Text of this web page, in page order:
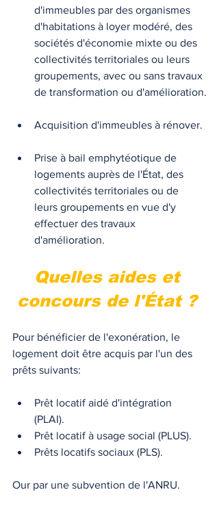
d'immeubles par des organismes
d'habitations à loyer modéré, des
sociétés d'économie mixte ou des
collectivités territoriales ou leurs
groupements, avec ou sans travaux
de transformation ou d'amélioration.
Acquisition d'immeubles à rénover.
Prise à bail emphytéotique de
logements auprès de l'État, des
collectivités territoriales ou de
leurs groupements en vue d'y
effectuer des travaux
d'amélioration.
Quelles aides et
concours de l'État ?
Pour bénéficier de l'exonération, le
logement doit être acquis par l'un des
prêts suivants:
Prêt locatif aidé d'intégration
(PLAI).
Prêt locatif à usage social (PLUS).
Prêts locatifs sociaux (PLS).
Our par une subvention de l'ANRU.